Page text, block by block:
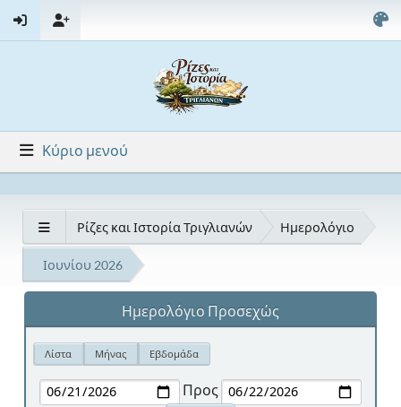
Κύριο μενού
Ρίζες και Ιστορία Τριγλιανών Ημερολόγιο
Ιουνίου 2026
Ημερολόγιο Προσεχώς
Λίστα Μήνας Εβδομάδα
Προς